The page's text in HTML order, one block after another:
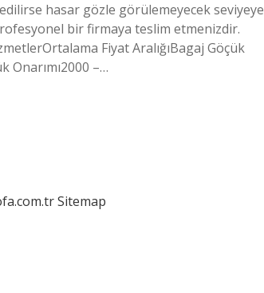
hasar gözle görülemeyecek seviyeye
bir firmaya teslim etmenizdir.
Fiyat AralığıBagaj Göçük
Onarımı2000 –…
Sitemap